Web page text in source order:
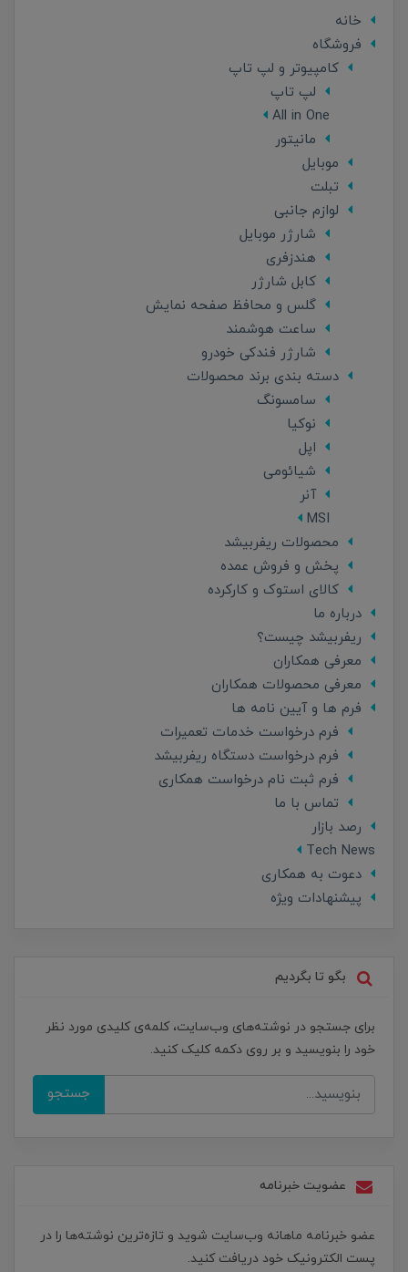
خانه
فروشگاه
کامپیوتر و لپ تاپ
لپ تاپ
All in One
مانیتور
موبایل
تبلت
لوازم جانبی
شارژر موبایل
هندزفری
کابل شارژر
گلس و محافظ صفحه نمایش
ساعت هوشمند
شارژر فندکی خودرو
دسته بندی برند محصولات
سامسونگ
نوکیا
اپل
شیائومی
آنر
MSI
محصولات ریفربیشد
پخش و فروش عمده
کالای استوک و کارکرده
درباره ما
ریفربیشد چیست؟
معرفی همکاران
معرفی محصولات همکاران
فرم ها و آیین نامه ها
فرم درخواست خدمات تعمیرات
فرم درخواست دستگاه ریفربیشد
فرم ثبت نام درخواست همکاری
تماس با ما
رصد بازار
Tech News
دعوت به همکاری
پیشنهادات ویژه
بگو تا بگردیم
برای جستجو در نوشته‌های وب‌سایت، کلمه‌ی کلیدی مورد نظر
خود را بنویسید و بر روی دکمه کلیک کنید.
جستجو
عضویت خبرنامه
عضو خبرنامه ماهانه وب‌سایت شوید و تازه‌ترین نوشته‌ها را در
پست الکترونیک خود دریافت کنید.